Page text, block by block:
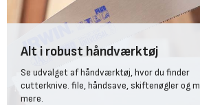
Alt i robust håndværktøj
Se udvalget af håndværktøj, hvor du finder
cutterknive. file, håndsave, skiftenøgler og
mere.